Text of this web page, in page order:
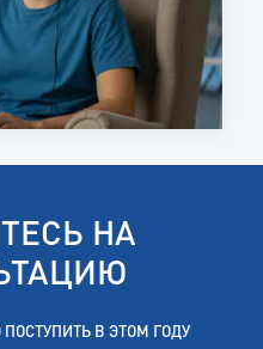
НА
В ЭТОМ ГОДУ